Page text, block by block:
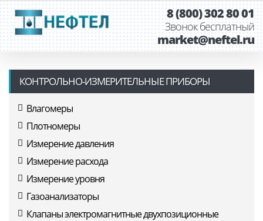
8 (800) 302 80 01
Звонок бесплатный
market@neftel.ru
КОНТРОЛЬНО-ИЗМЕРИТЕЛЬНЫЕ ПРИБОРЫ
Влагомеры
Плотномеры
Измерение давления
Измерение расхода
Измерение уровня
Газоанализаторы
Клапаны электромагнитные двухпозиционные